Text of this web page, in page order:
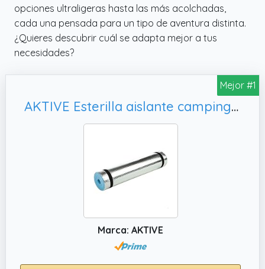
opciones ultraligeras hasta las más acolchadas,
cada una pensada para un tipo de aventura distinta.
¿Quieres descubrir cuál se adapta mejor a tus
necesidades?
Mejor #1
AKTIVE Esterilla aislante camping Camping (52646)
Marca: AKTIVE